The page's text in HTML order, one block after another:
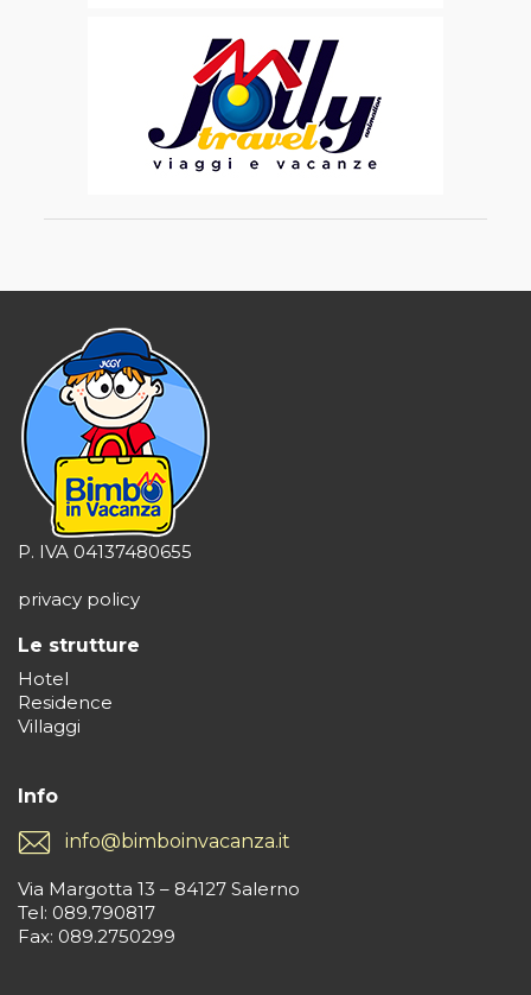
P. IVA 04137480655
privacy policy
Le strutture
Hotel
Residence
Villaggi
Info
info@bimboinvacanza.it
Via Margotta 13 – 84127 Salerno
Tel: 089.790817
Fax: 089.2750299